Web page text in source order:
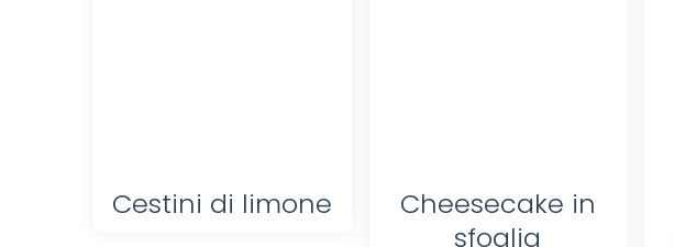
Cestini di limone
Cheesecake in
sfoglia